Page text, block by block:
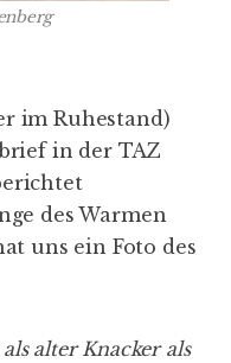
im Ruhestand)
in der TAZ
des Warmen
uns ein Foto des
alter Knacker als